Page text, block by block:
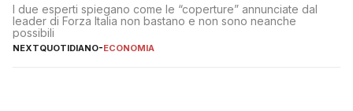
I due esperti spiegano come le “coperture” annunciate dal
leader di Forza Italia non bastano e non sono neanche
possibili
NEXTQUOTIDIANO-ECONOMIA